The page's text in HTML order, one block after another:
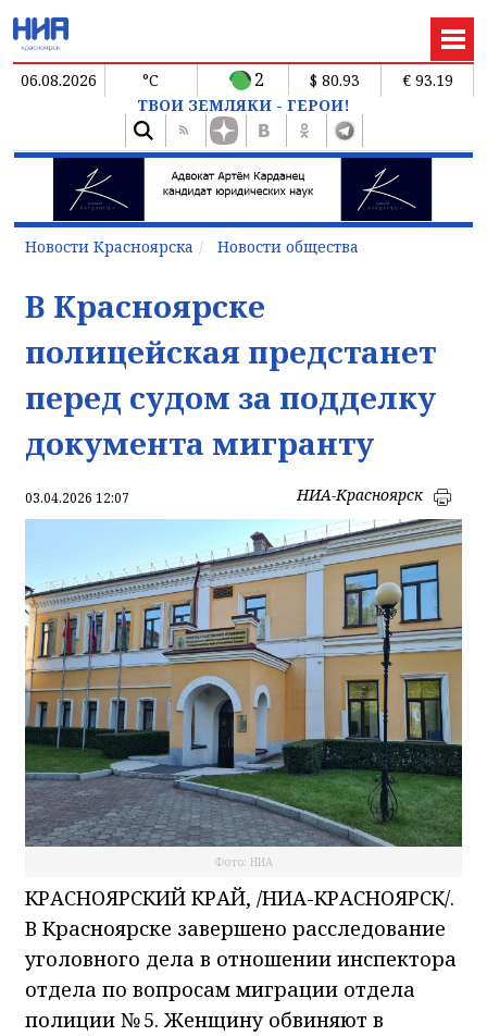
06.08.2026 °C 2 $ 80.93
€ 93.19
ТВОИ ЗЕМЛЯКИ - ГЕРОИ!
Новости Красноярска Новости общества
В Красноярске
полицейская предстанет
перед судом за подделку
документа мигранту
03.04.2026 12:07 НИА-Красноярск
Фото: НИА
КРАСНОЯРСКИЙ КРАЙ, /НИА-КРАСНОЯРСК/.
В Красноярске завершено расследование
уголовного дела в отношении инспектора
отдела по вопросам миграции отдела
полиции № 5. Женщину обвиняют в